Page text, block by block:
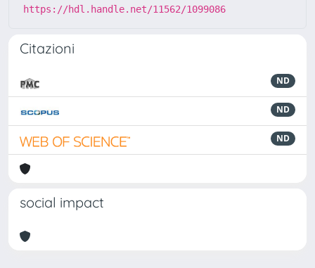
https://hdl.handle.net/11562/1099086
Citazioni
ND
ND
ND
social impact